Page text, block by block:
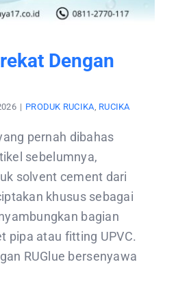
Dengan
| PRODUK RUCIKA RUCIKA
pernah dibahas
sebelumnya,
solvent cement dari
khusus sebagai
bagian
pipa atau fitting UPVC.
RUGlue bersenyawa